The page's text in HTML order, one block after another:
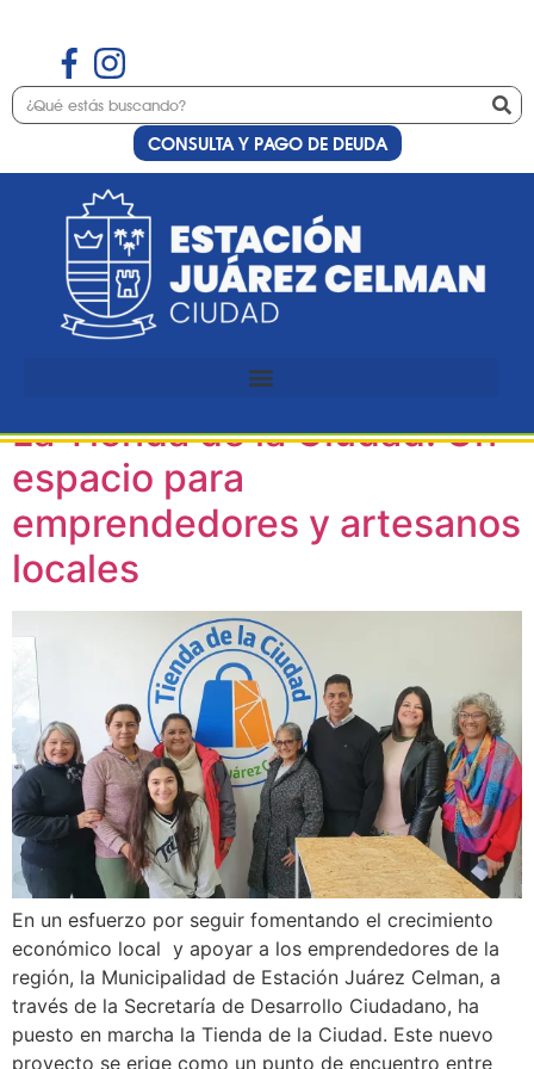
CONSULTA Y PAGO DE DEUDA
Etiqueta:
Emprendedores y
artesanos
La Tienda de la Ciudad: Un
espacio para
emprendedores y artesanos
locales
En un esfuerzo por seguir fomentando el crecimiento
económico local y apoyar a los emprendedores de la
región, la Municipalidad de Estación Juárez Celman, a
través de la Secretaría de Desarrollo Ciudadano, ha
puesto en marcha la Tienda de la Ciudad. Este nuevo
proyecto se erige como un punto de encuentro entre